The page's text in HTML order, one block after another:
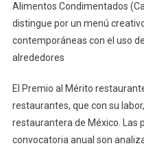
Alimentos Condimentados
distingue por un menú
contemporáneas con el uso
alrededores
El Premio al Mérito
restaurantes, que con su
restaurantera de México. Las
convocatoria anual son